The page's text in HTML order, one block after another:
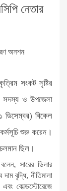
নেতার
সংকট সৃষ্টির
সদস্য ও উপজেলা
ডিসেম্বর) বিকেল
শুরু করেন।
ছিল।
সারের ডিলার
বৃদ্ধি, নীতিমালা
কোল্ডস্টোরেজে